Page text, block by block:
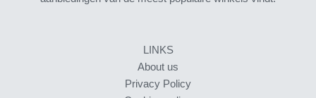
LINKS
About us
Privacy Policy